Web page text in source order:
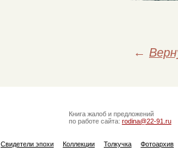
←
Книга жалоб и предложений
по работе сайта: rodina@22-91.ru
Свидетели эпохи Коллекции Толкучка Фотоархив